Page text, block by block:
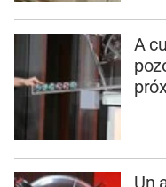
A
Un